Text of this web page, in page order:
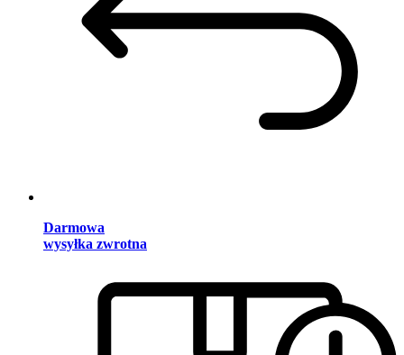
Darmowa
wysyłka zwrotna